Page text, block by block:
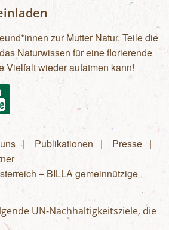
zur Mutter Natur. Teile die
Naturwissen für eine florierende
Vielfalt wieder aufatmen kann!
Publikationen
Presse
– BILLA gemeinnützige
UN-Nachhaltigkeitsziele, die